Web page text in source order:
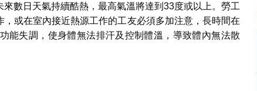
數日天氣持續酷熱，最高氣溫將達到33度或以上。勞工
或在室內接近熱源工作的工友必須多加注意，長時間在
能失調，使身體無法排汗及控制體溫，導致體內無法散